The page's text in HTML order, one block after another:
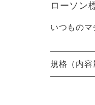
ローソン
いつものマ
規格（内容